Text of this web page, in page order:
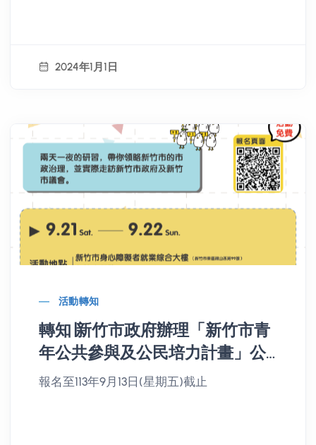
2024年1月1日
活動轉知
轉知∣新竹市政府辦理「新竹市青
年公共參與及公民培力計畫」公
共參與研習營
報名至113年9月13日(星期五)截止